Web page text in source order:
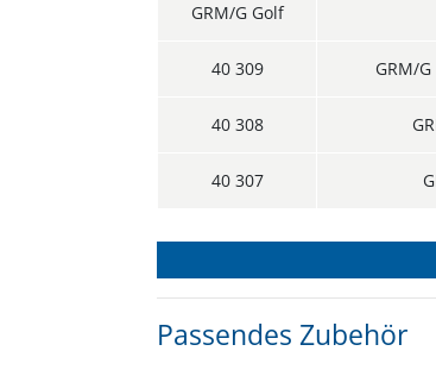
GRM/G Golf
40 309 GRM/
40 308
40 307
Passendes Zubehör